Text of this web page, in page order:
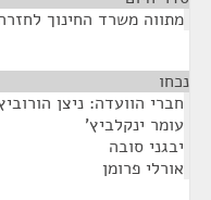
מתווה משרד החינוך
נכחו
חברי הוועדה: ניצן
עומר ינקלביץ'
יבגני סובה
אורלי פרומן